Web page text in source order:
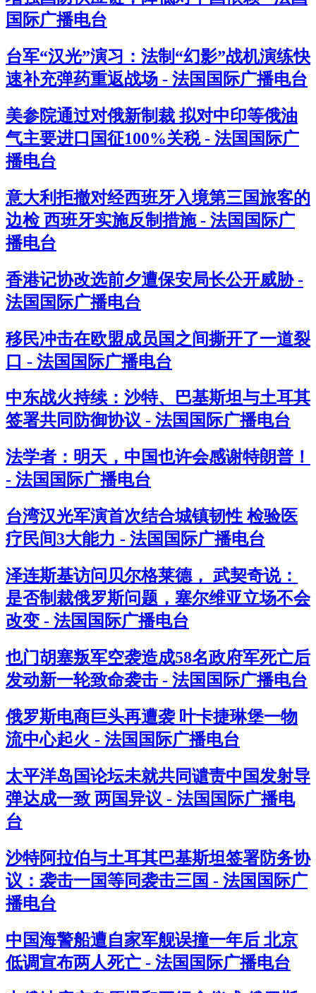
国际广播电台
台军“汉光”演习：法制“幻影”战机演练快
速补充弹药重返战场 - 法国国际广播电台
美参院通过对俄新制裁 拟对中印等俄油
气主要进口国征100%关税 - 法国国际广
播电台
意大利拒撤对经西班牙入境第三国旅客的
边检 西班牙实施反制措施 - 法国国际广
播电台
香港记协改选前夕遭保安局长公开威胁 -
法国国际广播电台
移民冲击在欧盟成员国之间撕开了一道裂
口 - 法国国际广播电台
中东战火持续：沙特、巴基斯坦与土耳其
签署共同防御协议 - 法国国际广播电台
法学者：明天，中国也许会感谢特朗普！
- 法国国际广播电台
台湾汉光军演首次结合城镇韧性 检验医
疗民间3大能力 - 法国国际广播电台
泽连斯基访问贝尔格莱德， 武契奇说：
是否制裁俄罗斯问题，塞尔维亚立场不会
改变 - 法国国际广播电台
也门胡塞叛军空袭造成58名政府军死亡后
发动新一轮致命袭击 - 法国国际广播电台
俄罗斯电商巨头再遭袭 叶卡捷琳堡一物
流中心起火 - 法国国际广播电台
太平洋岛国论坛未就共同谴责中国发射导
弹达成一致 两国异议 - 法国国际广播电
台
沙特阿拉伯与土耳其巴基斯坦签署防务协
议：袭击一国等同袭击三国 - 法国国际广
播电台
中国海警船遭自家军舰误撞一年后 北京
低调宣布两人死亡 - 法国国际广播电台